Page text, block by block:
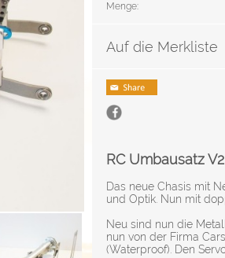
Menge:
Auf die Merkliste
RC Umbausatz
Das neue Chasis mit
und Optik. Nun mit
Neu sind nun die
nun von der Firma
(Waterproof). Den